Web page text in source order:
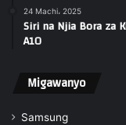
24 Machi، 2025
Siri na Njia Bora za
A10
Migawanyo
Samsung